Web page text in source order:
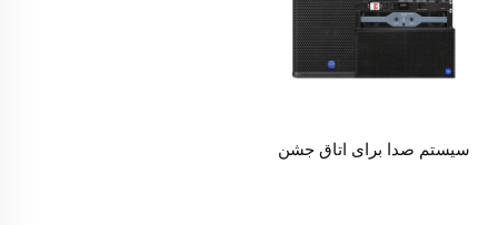
سیستم صدا برای اتاق جشن